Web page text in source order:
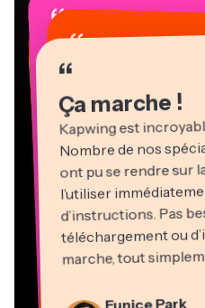
“
Ça marche !
Kapwing est
Nombre de nos
ont pu se rendre sur
l’utiliser
d’instructions. Pas
téléchargement ou
marche, tout
Eunice Park
“
“
“
“
Martin James
Éditeur vidéo
Heidi Rae
“
“
“